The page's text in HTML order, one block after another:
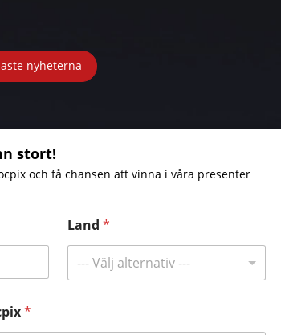
nyheterna
Var man kan köpa
+49 800 1806627
info@nocpix.com
service@nocpix.com
stort!
och få chansen att vinna i våra presenter
Land*
--- Välj alternativ ---
*